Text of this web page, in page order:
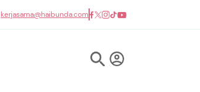
kerjasama@haibunda.com